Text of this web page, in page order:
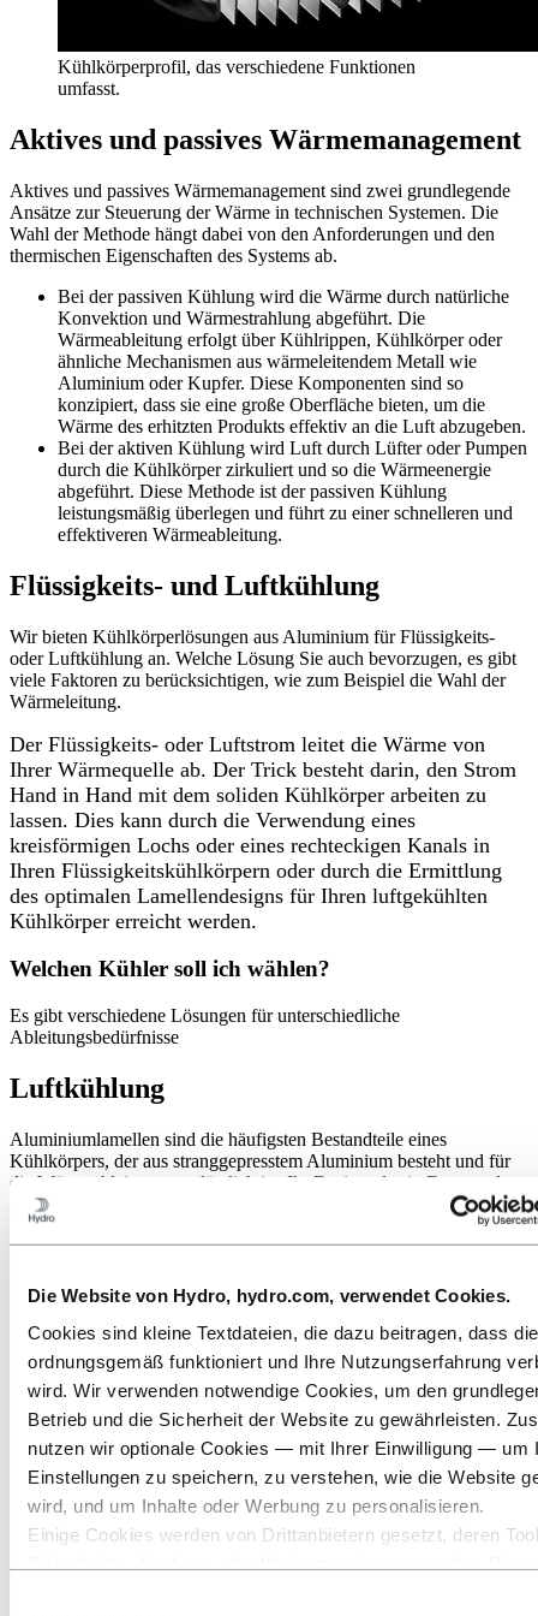
Die Website von Hydro, hydro.com, verwendet Cookies.
Cookies sind kleine Textdateien, die dazu beitragen, dass
ordnungsgemäß funktioniert und Ihre Nutzungserfahrung
wird. Wir verwenden notwendige Cookies, um den
Betrieb und die Sicherheit der Website zu gewährleisten.
nutzen wir optionale Cookies — mit Ihrer Einwilligung — um
Einstellungen zu speichern, zu verstehen, wie die Website
wird, und um Inhalte oder Werbung zu personalisieren.
Einige Cookies werden von Drittanbietern gesetzt, deren
Kühlkörperprofil, das verschiedene Funktionen
umfasst.
Aktives und passives Wärmemanagement
Aktives und passives Wärmemanagement sind zwei grundlegende
Ansätze zur Steuerung der Wärme in technischen Systemen. Die
Wahl der Methode hängt dabei von den Anforderungen und den
thermischen Eigenschaften des Systems ab.
Bei der passiven Kühlung wird die Wärme durch natürliche
Konvektion und Wärmestrahlung abgeführt. Die
Wärmeableitung erfolgt über Kühlrippen, Kühlkörper oder
ähnliche Mechanismen aus wärmeleitendem Metall wie
Aluminium oder Kupfer. Diese Komponenten sind so
konzipiert, dass sie eine große Oberfläche bieten, um die
Wärme des erhitzten Produkts effektiv an die Luft abzugeben.
Bei der aktiven Kühlung wird Luft durch Lüfter oder Pumpen
durch die Kühlkörper zirkuliert und so die Wärmeenergie
abgeführt. Diese Methode ist der passiven Kühlung
leistungsmäßig überlegen und führt zu einer schnelleren und
effektiveren Wärmeableitung.
Flüssigkeits- und Luftkühlung
Wir bieten Kühlkörperlösungen aus Aluminium für Flüssigkeits-
oder Luftkühlung an. Welche Lösung Sie auch bevorzugen, es gibt
viele Faktoren zu berücksichtigen, wie zum Beispiel die Wahl der
Wärmeleitung.
Der Flüssigkeits- oder Luftstrom leitet die Wärme von
Ihrer Wärmequelle ab. Der Trick besteht darin, den Strom
Hand in Hand mit dem soliden Kühlkörper arbeiten zu
lassen. Dies kann durch die Verwendung eines
kreisförmigen Lochs oder eines rechteckigen Kanals in
Ihren Flüssigkeitskühlkörpern oder durch die Ermittlung
des optimalen Lamellendesigns für Ihren luftgekühlten
Kühlkörper erreicht werden.
Welchen Kühler soll ich wählen?
Es gibt verschiedene Lösungen für unterschiedliche
Ableitungsbedürfnisse
Luftkühlung
Aluminiumlamellen sind die häufigsten Bestandteile eines
Kühlkörpers, der aus stranggepresstem Aluminium besteht und für
die Wärmeableitung unerlässlich ist. Ihr Design, das in Form und
Größe variiert, zielt darauf ab, die Oberfläche zu maximieren,
Wärme von der Quelle aufzunehmen, sie gleichmäßig zu verteilen
und sie durch natürliche oder erzwungene Konvektion effizient an
Beispiel-Kühlkörper mit einem Zungenverhältnis von
17:1 bzw. 20:1.